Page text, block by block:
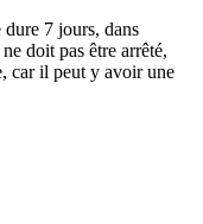
dure 7 jours, dans
doit pas être arrêté,
car il peut y avoir une